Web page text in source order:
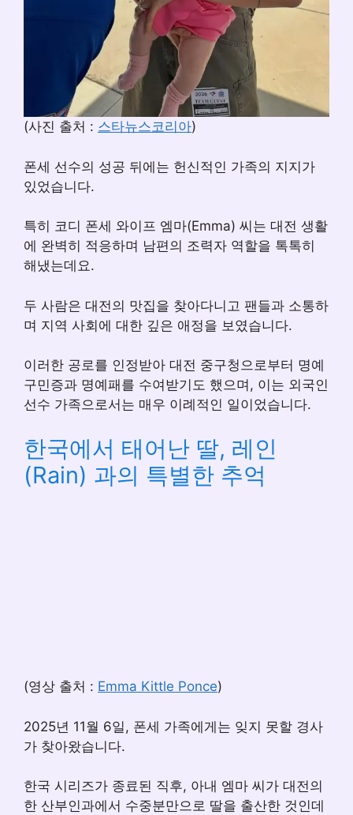
(사진 출처 : 스타뉴스코리아)
폰세 선수의 성공 뒤에는 헌신적인 가족의 지지가
있었습니다.
특히 코디 폰세 와이프 엠마(Emma) 씨는 대전 생활
에 완벽히 적응하며 남편의 조력자 역할을 톡톡히
해냈는데요.
두 사람은 대전의 맛집을 찾아다니고 팬들과 소통하
며 지역 사회에 대한 깊은 애정을 보였습니다.
이러한 공로를 인정받아 대전 중구청으로부터 명예
구민증과 명예패를 수여받기도 했으며, 이는 외국인
선수 가족으로서는 매우 이례적인 일이었습니다.
한국에서 태어난 딸, 레인
(Rain) 과의 특별한 추억
(영상 출처 : Emma Kittle Ponce)
2025년 11월 6일, 폰세 가족에게는 잊지 못할 경사
가 찾아왔습니다.
한국 시리즈가 종료된 직후, 아내 엠마 씨가 대전의
한 산부인과에서 수중분만으로 딸을 출산한 것인데